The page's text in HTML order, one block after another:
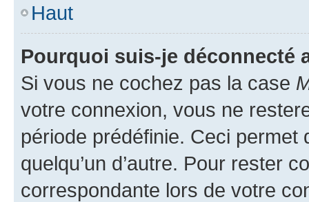
Haut
Pourquoi suis-je déconnecté
Si vous ne cochez pas la case
votre connexion, vous ne
période prédéfinie. Ceci permet
quelqu’un d’autre. Pour rester
correspondante lors de votre